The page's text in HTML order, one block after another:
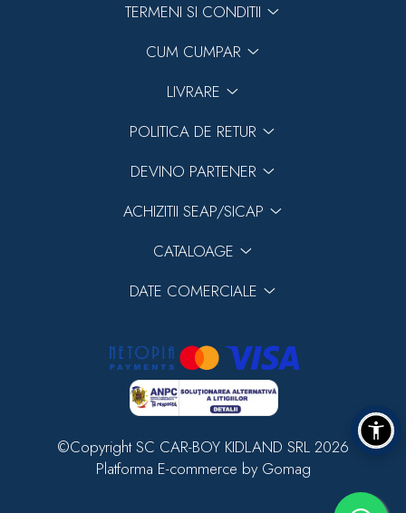
TERMENI SI CONDITII
CUM CUMPAR
LIVRARE
POLITICA DE RETUR
DEVINO PARTENER
ACHIZITII SEAP/SICAP
CATALOAGE
DATE COMERCIALE
©Copyright SC CAR-BOY KIDLAND SRL 2026
Platforma E-commerce by Gomag